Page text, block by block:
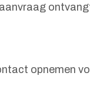
opnemen